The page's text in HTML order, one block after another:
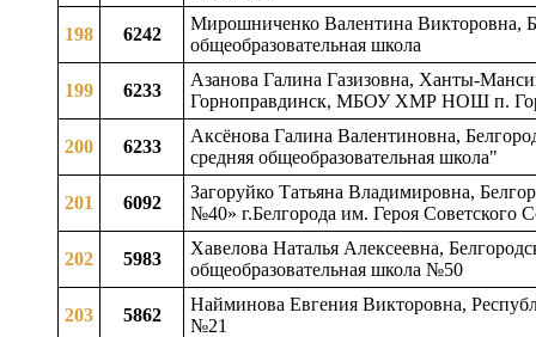
198 6242
Мирошниченко Валентина Викторовна,
общеобразовательная школа
199 6233
Азанова Галина Газизовна, Ханты-
Горноправдинск, МБОУ ХМР НОШ п.
200 6233
Аксёнова Галина Валентиновна,
средняя общеобразовательная школа"
201 6092
Загоруйко Татьяна Владимировна,
№40» г.Белгорода им. Героя Советского
202 5983
Хавелова Наталья Алексеевна,
общеобразовательная школа №50
203 5862
Найминова Евгения Викторовна,
№21